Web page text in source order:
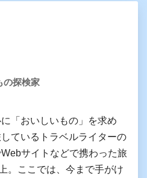
の探検家
「おいしいもの」を求め
ているトラベルライターの
サイトなどで携わった旅
。ここでは、今まで手がけ